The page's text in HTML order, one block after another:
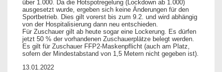
über 1.000. Da die Hotspotregelung (Lockdown ab 1.000)
ausgesetzt wurde, ergeben sich keine Änderungen für den
Sportbetrieb. Dies gilt vorerst bis zum 9.2. und wird abhängig
von der Hospitalisierung dann neu entschieden.
Für Zuschauer gilt ab heute sogar eine Lockerung. Es dürfen
jetzt 50 % der vorhandenen Zuschauerplätze belegt werden.
Es gilt für Zuschauer FFP2-Maskenpflicht (auch am Platz,
sofern der Mindestabstand von 1,5 Metern nicht gegeben ist).
13.01.2022